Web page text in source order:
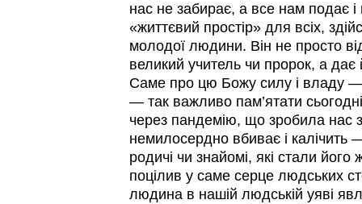
нас не забирає, а все нам подає і
«життєвий простір» для всіх,
молодої людини. Він не просто
великий учитель чи пророк, а
Саме про цю Божу силу і владу —
— так важливо пам’ятати
через пандемію, що зробила нас
немилосердно вбиває і калічить
родичі чи знайомі, які стали його
поцілив у саме серце людських
людина в нашій людській уяві